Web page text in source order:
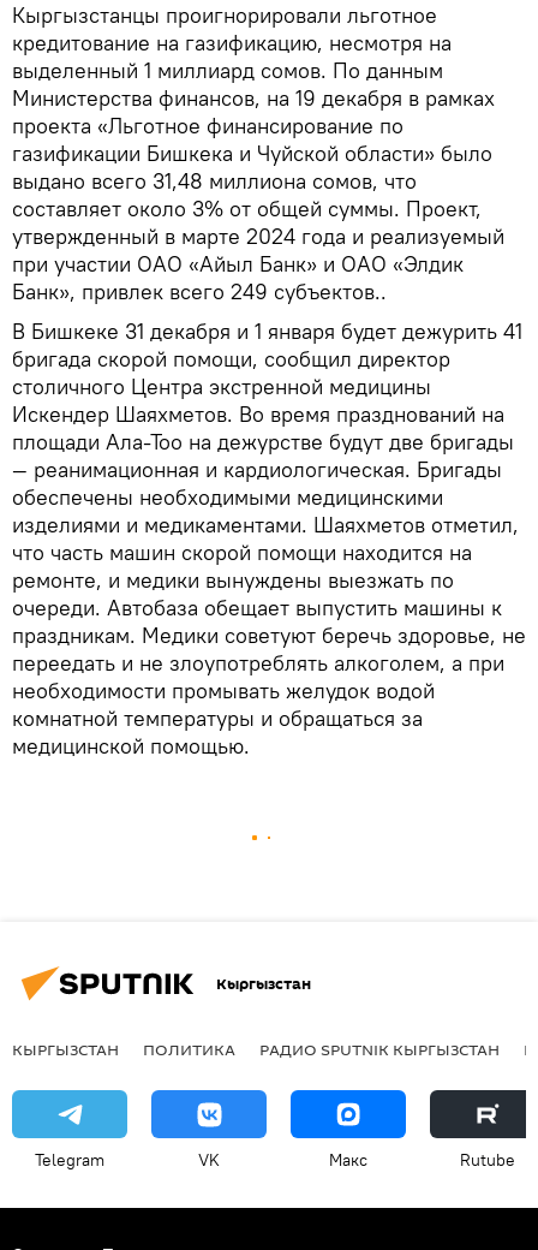
Кыргызстанцы проигнорировали льготное
кредитование на газификацию, несмотря на
выделенный 1 миллиард сомов. По данным
Министерства финансов, на 19 декабря в рамках
проекта «Льготное финансирование по
газификации Бишкека и Чуйской области» было
выдано всего 31,48 миллиона сомов, что
составляет около 3% от общей суммы. Проект,
утвержденный в марте 2024 года и реализуемый
при участии ОАО «Айыл Банк» и ОАО «Элдик
Банк», привлек всего 249 субъектов..
В Бишкеке 31 декабря и 1 января будет дежурить 41
бригада скорой помощи, сообщил директор
столичного Центра экстренной медицины
Искендер Шаяхметов. Во время празднований на
площади Ала-Тоо на дежурстве будут две бригады
— реанимационная и кардиологическая. Бригады
обеспечены необходимыми медицинскими
изделиями и медикаментами. Шаяхметов отметил,
что часть машин скорой помощи находится на
ремонте, и медики вынуждены выезжать по
очереди. Автобаза обещает выпустить машины к
праздникам. Медики советуют беречь здоровье, не
переедать и не злоупотреблять алкоголем, а при
необходимости промывать желудок водой
комнатной температуры и обращаться за
медицинской помощью.
Кыргызстан
КЫРГЫЗСТАН ПОЛИТИКА РАДИО SPUTNIK КЫРГЫЗСТАН
Telegram VK Макс Rutube